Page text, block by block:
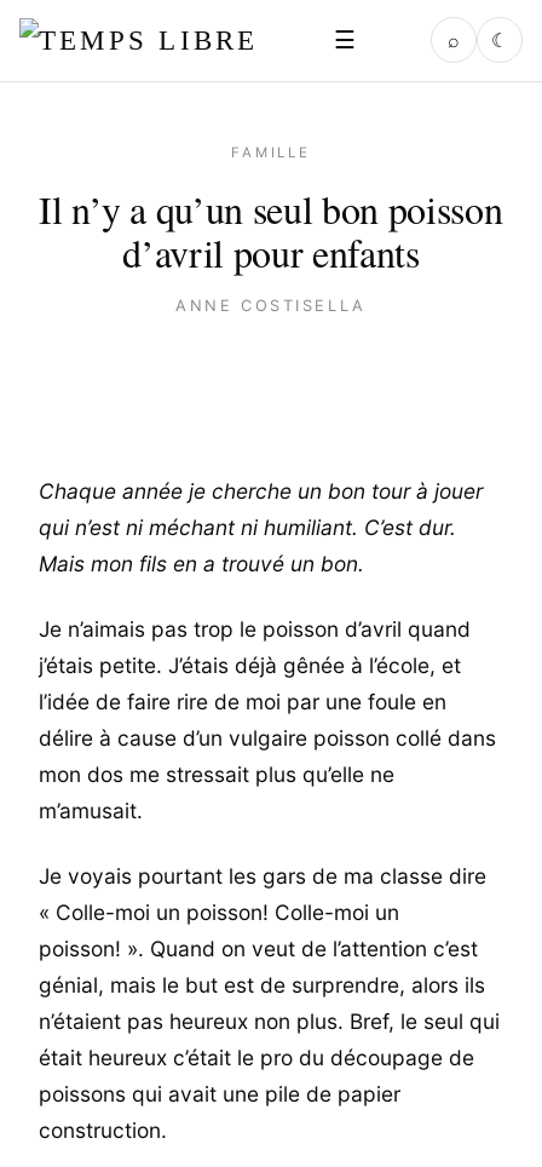
☰ ⌕ ☾
FAMILLE
Il n’y a qu’un seul bon poisson
d’avril pour enfants
ANNE COSTISELLA
Chaque année je cherche un bon tour à jouer
qui n’est ni méchant ni humiliant. C’est dur.
Mais mon fils en a trouvé un bon.
Je n’aimais pas trop le poisson d’avril quand
j’étais petite. J’étais déjà gênée à l’école, et
l’idée de faire rire de moi par une foule en
délire à cause d’un vulgaire poisson collé dans
mon dos me stressait plus qu’elle ne
m’amusait.
Je voyais pourtant les gars de ma classe dire
« Colle-moi un poisson! Colle-moi un
poisson! ». Quand on veut de l’attention c’est
génial, mais le but est de surprendre, alors ils
n’étaient pas heureux non plus. Bref, le seul qui
était heureux c’était le pro du découpage de
poissons qui avait une pile de papier
construction.